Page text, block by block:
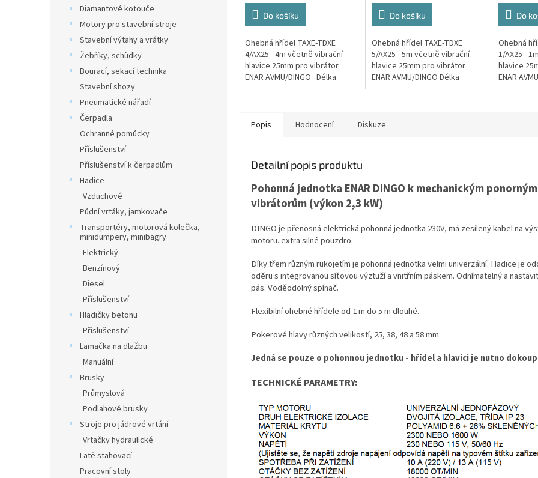
Diamantové kotouče
Motory pro stavební stroje
Stavební výtahy a vrátky
Žebříky, schůdky
Bourací, sekací technika
Stavební shozy
Pneumatické nářadí
Čerpadla
Ochranné pomůcky
Příslušenství
Příslušenství k čerpadlům
Hadice
Vzduchové
Půdní vrtáky, jamkovače
Transportéry, motorová kolečka,
minidumpery, minibagry
Elektrický
Benzínový
Diesel
Příslušenství
Hladičky betonu
Příslušenství
Lamačka na dlažbu
Manuální
Brusky
Průmyslová
Podlahové brusky
Stroje pro jádrové vrtání
Vrtačky hydraulické
Latě stahovací
Pracovní stoly
Do košíku
Ohebná hřídel TAXE-TDXE
4/AX25 - 4m včetně vibrační
hlavice 25mm pro vibrátor
ENAR AVMU/DINGO Délka
Do košíku
Ohebná hřídel TAXE-TDXE
5/AX25 - 5m včetně vibrační
hlavice 25mm pro vibrátor
ENAR AVMU/DINGO Délka
Do
Ohebná
1/AX25 -
hlavice
ENAR
Popis Hodnocení Diskuze
Detailní popis produktu
Pohonná jednotka ENAR DINGO k mechanickým ponorným
vibrátorům (výkon 2,3 kW)
DINGO je přenosná elektrická pohonná jednotka 230V, má zesílený kabel na
motoru. extra silné pouzdro.
Díky třem různým rukojetím je pohonná jednotka velmi univerzální. Hadice je
oděru s integrovanou síťovou výztuží a vnitřním páskem. Odnímatelný a
pás.Voděodolný spínač.
Flexibilní ohebné hřídele od 1 m do 5 m dlouhé.
Pokerové hlavy různých velikostí, 25, 38, 48 a 58 mm.
Jedná se pouze o pohonnou jednotku - hřídel a hlavici je nutno
TECHNICKÉ PARAMETRY: